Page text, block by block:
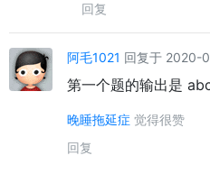
回复
阿毛1021 回复于 2020-
第一个题的输出是
晚睡拖延症 觉得很赞
回复